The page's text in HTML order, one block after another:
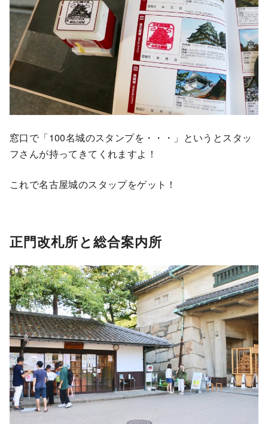
窓口で「100名城のスタンプを・・・」というとスタッ
フさんが持ってきてくれますよ！
これで名古屋城のスタップをゲット！
正門改札所と総合案内所